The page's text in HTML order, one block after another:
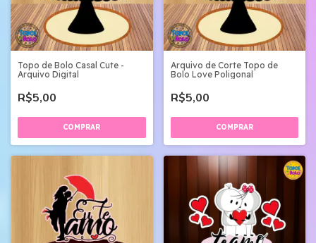
Topo de Bolo Casal Cute -
Arquivo Digital
R$5,00
Arquivo de Corte Topo de
Bolo Love Poligonal
R$5,00